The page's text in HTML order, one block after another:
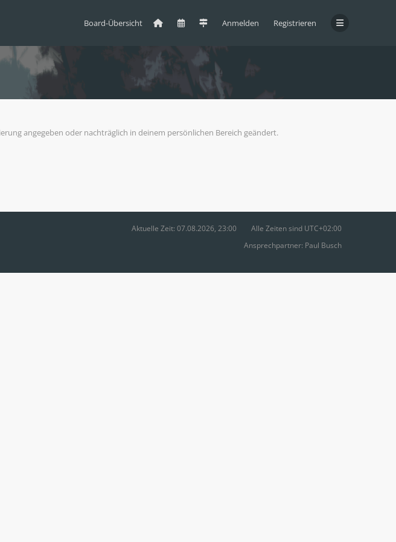
Anmelden Registrieren
Board-Übersicht
angegeben oder nachträglich in deinem persönlichen Bereich geändert.
Alle Zeiten sind UTC+02:00
Aktuelle Zeit: 07.08.2026, 23:00
Ansprechpartner: Paul Busch